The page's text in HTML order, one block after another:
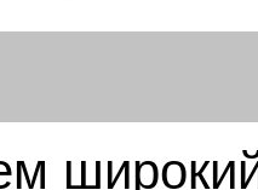
широкий